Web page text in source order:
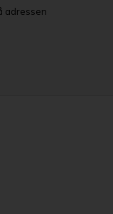
adressen